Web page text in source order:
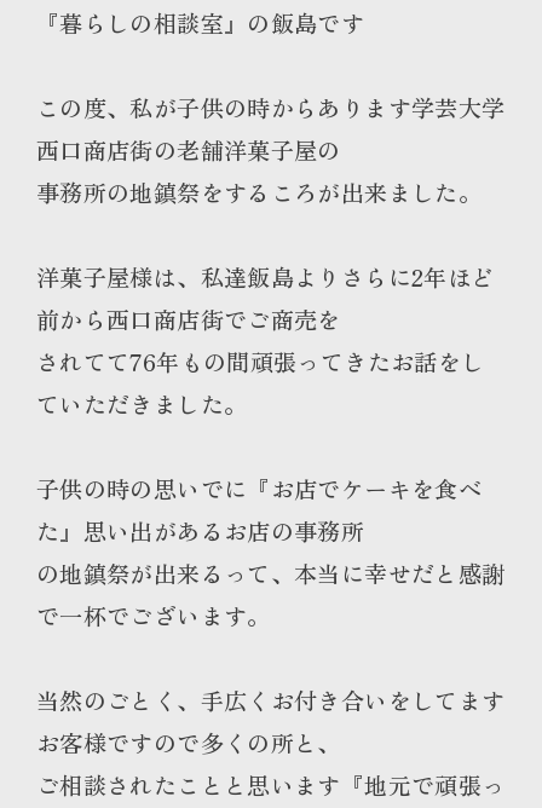
『暮らしの相談室』の飯島です
この度、私が子供の時からあります学芸大学
西口商店街の老舗洋菓子屋の
事務所の地鎮祭をするころが出来ました。
洋菓子屋様は、私達飯島よりさらに2年ほど
前から西口商店街でご商売を
されてて76年もの間頑張ってきたお話をし
ていただきました。
子供の時の思いでに『お店でケーキを食べ
た』思い出があるお店の事務所
の地鎮祭が出来るって、本当に幸せだと感謝
で一杯でございます。
当然のごとく、手広くお付き合いをしてます
お客様ですので多くの所と、
ご相談されたことと思います『地元で頑張っ